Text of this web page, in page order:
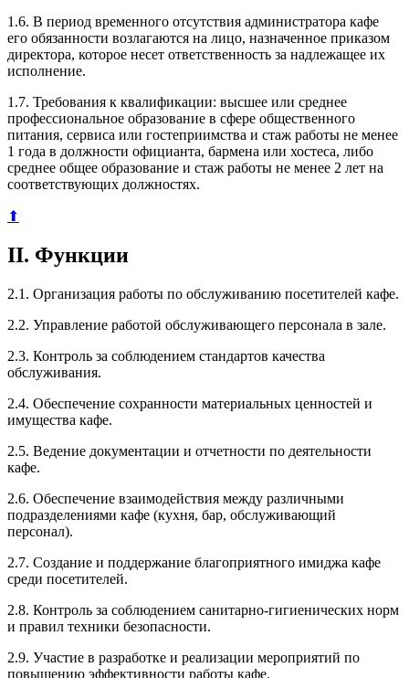
1.6. В период временного отсутствия администратора кафе
его обязанности возлагаются на лицо, назначенное приказом
директора, которое несет ответственность за надлежащее их
исполнение.
1.7. Требования к квалификации: высшее или среднее
профессиональное образование в сфере общественного
питания, сервиса или гостеприимства и стаж работы не менее
1 года в должности официанта, бармена или хостеса, либо
среднее общее образование и стаж работы не менее 2 лет на
соответствующих должностях.
⬆
II. Функции
2.1. Организация работы по обслуживанию посетителей кафе.
2.2. Управление работой обслуживающего персонала в зале.
2.3. Контроль за соблюдением стандартов качества
обслуживания.
2.4. Обеспечение сохранности материальных ценностей и
имущества кафе.
2.5. Ведение документации и отчетности по деятельности
кафе.
2.6. Обеспечение взаимодействия между различными
подразделениями кафе (кухня, бар, обслуживающий
персонал).
2.7. Создание и поддержание благоприятного имиджа кафе
среди посетителей.
2.8. Контроль за соблюдением санитарно-гигиенических норм
и правил техники безопасности.
2.9. Участие в разработке и реализации мероприятий по
повышению эффективности работы кафе.